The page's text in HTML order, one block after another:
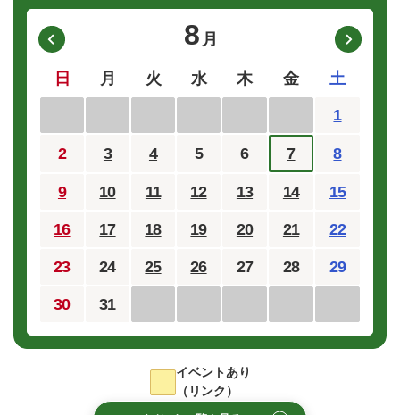
8 月
日 月 火 水 木 金 土
1
2 3 4 5 6 7 8
9 10 11 12 13 14 15
16 17 18 19 20 21 22
23 24 25 26 27 28 29
30 31
イベントあり
（リンク）